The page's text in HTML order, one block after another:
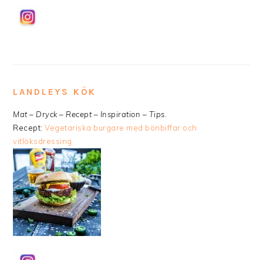
LANDLEYS KÖK
Mat – Dryck – Recept – Inspiration – Tips.
Recept:Vegetariska burgare med bönbiffar och
vitlöksdressing